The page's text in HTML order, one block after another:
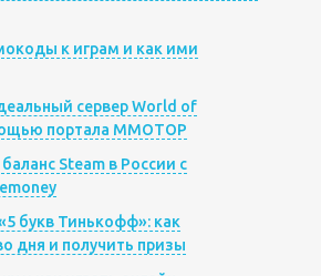
к играм и как ими
сервер World of
портала MMOTOP
Steam в России с
букв Тинькофф»: как
дня и получить призы